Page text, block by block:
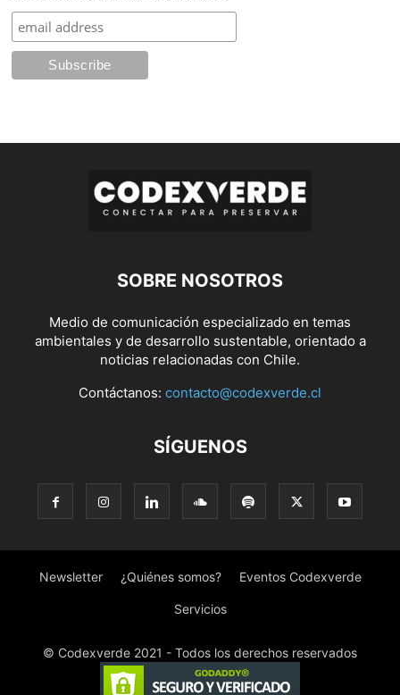
SOBRE NOSOTROS
Medio de comunicación especializado en temas
ambientales y de desarrollo sustentable, orientado a
noticias relacionadas con Chile.
Contáctanos: contacto@codexverde.cl
SÍGUENOS
Newsletter ¿Quiénes somos? Eventos Codexverde
Servicios
© Codexverde 2021 - Todos los derechos reservados